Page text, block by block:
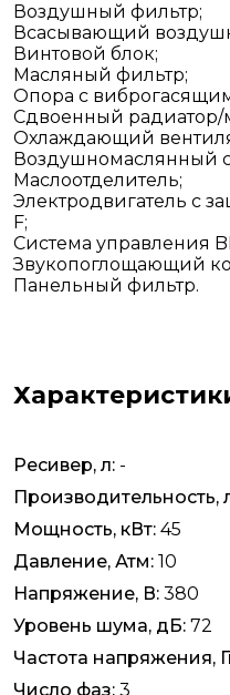
Воздушный фильтр;
Всасывающий
Винтовой блок;
Масляный фильтр;
Опора с
Сдвоенный радиатор/
Охлаждающий
Воздушномаслянный
Маслоотделитель;
Электродвигатель с
F;
Система управления
Звукопоглощающий
Панельный фильтр.
Ресивер, л: -
Производительность,
Мощность, кВт: 45
Давление, Атм: 10
Напряжение, В: 380
Уровень шума, дБ: 72
Частота напряжения,
Число фаз: 3